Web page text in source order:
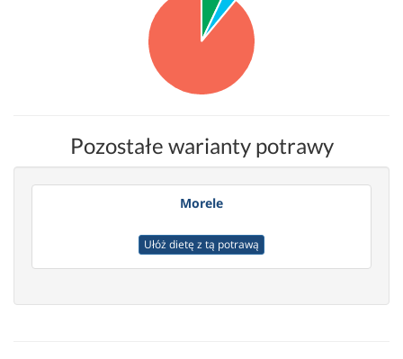
Pozostałe warianty potrawy
Morele
Ułóż dietę z tą potrawą